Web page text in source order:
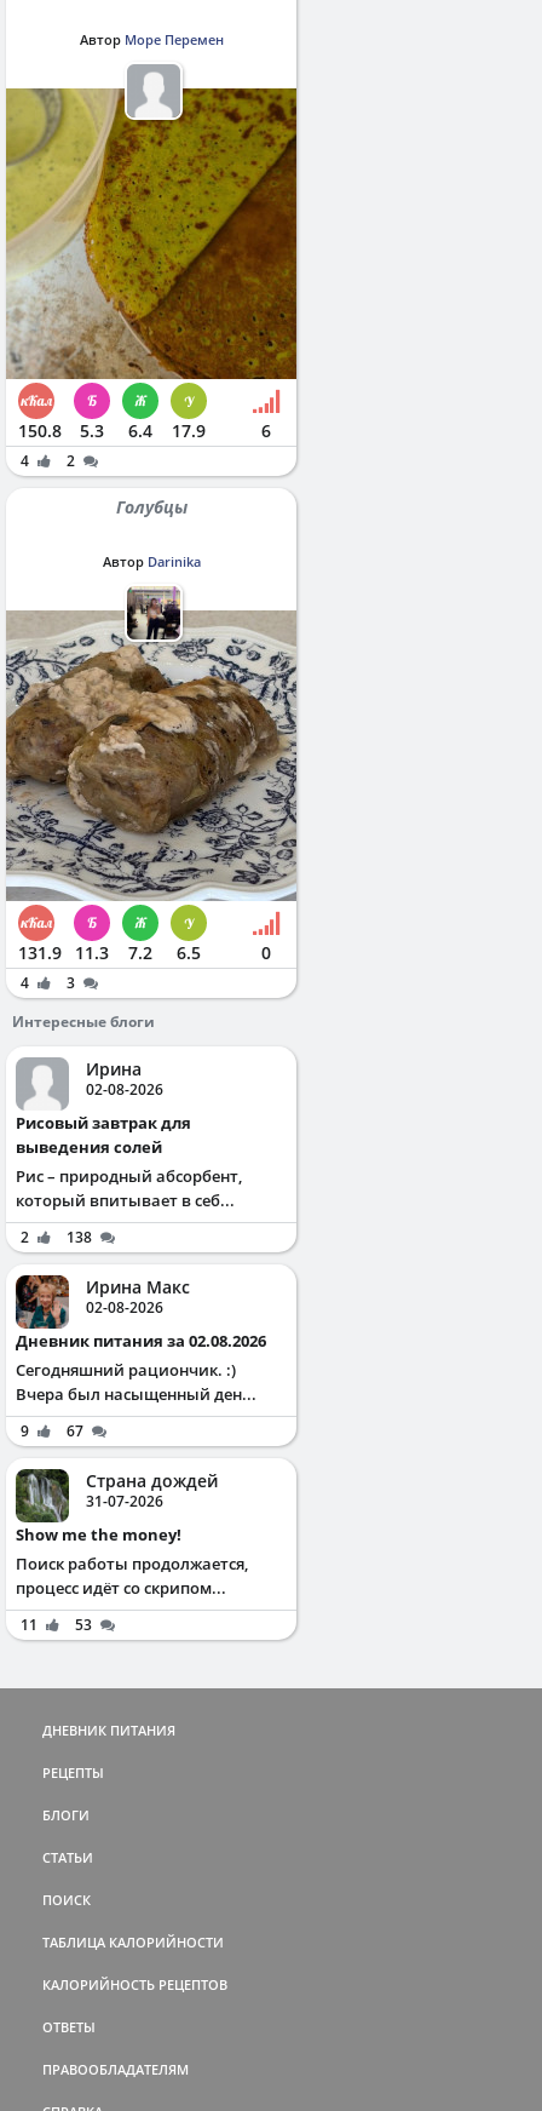
Автор Море Перемен
150.8 5.3 6.4 17.9 6
4 2
Голубцы
Автор Darinika
131.9 11.3 7.2 6.5 0
4
3
Интересные блоги
Ирина
02-08-2026
Рисовый завтрак для
выведения солей
Рис – природный абсорбент,
который впитывает в себ...
2 138
Ирина Макс
02-08-2026
Дневник питания за 02.08.2026
Сегодняшний рациончик. :)
Вчера был насыщенный ден...
9 67
Страна дождей
31-07-2026
Show me the money!
Поиск работы продолжается,
процесс идёт со скрипом...
11 53
ДНЕВНИК ПИТАНИЯ
РЕЦЕПТЫ
БЛОГИ
СТАТЬИ
ПОИСК
ТАБЛИЦА КАЛОРИЙНОСТИ
КАЛОРИЙНОСТЬ РЕЦЕПТОВ
ОТВЕТЫ
ПРАВООБЛАДАТЕЛЯМ